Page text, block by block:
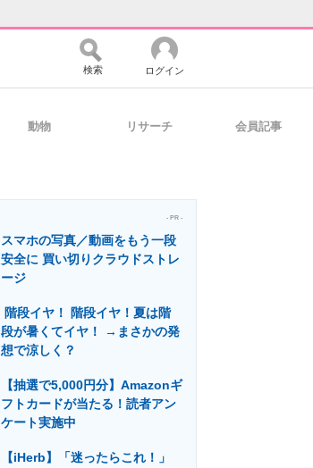
マーケ×ITの今がよく分かる
建設×テクノロジーの最前線
検索 ログイン
動物 リサーチ 会員記事
- PR -
スマホの写真／動画をもう一段
安全に 買い切りクラウドストレ
ージ
階段イヤ！ 階段イヤ！夏は階
段が暑くてイヤ！ →まさかの発
想で涼しく？
【抽選で5,000円分】Amazonギ
フトカードが当たる！読者アン
ケート実施中
【iHerb】「迷ったらこれ！」